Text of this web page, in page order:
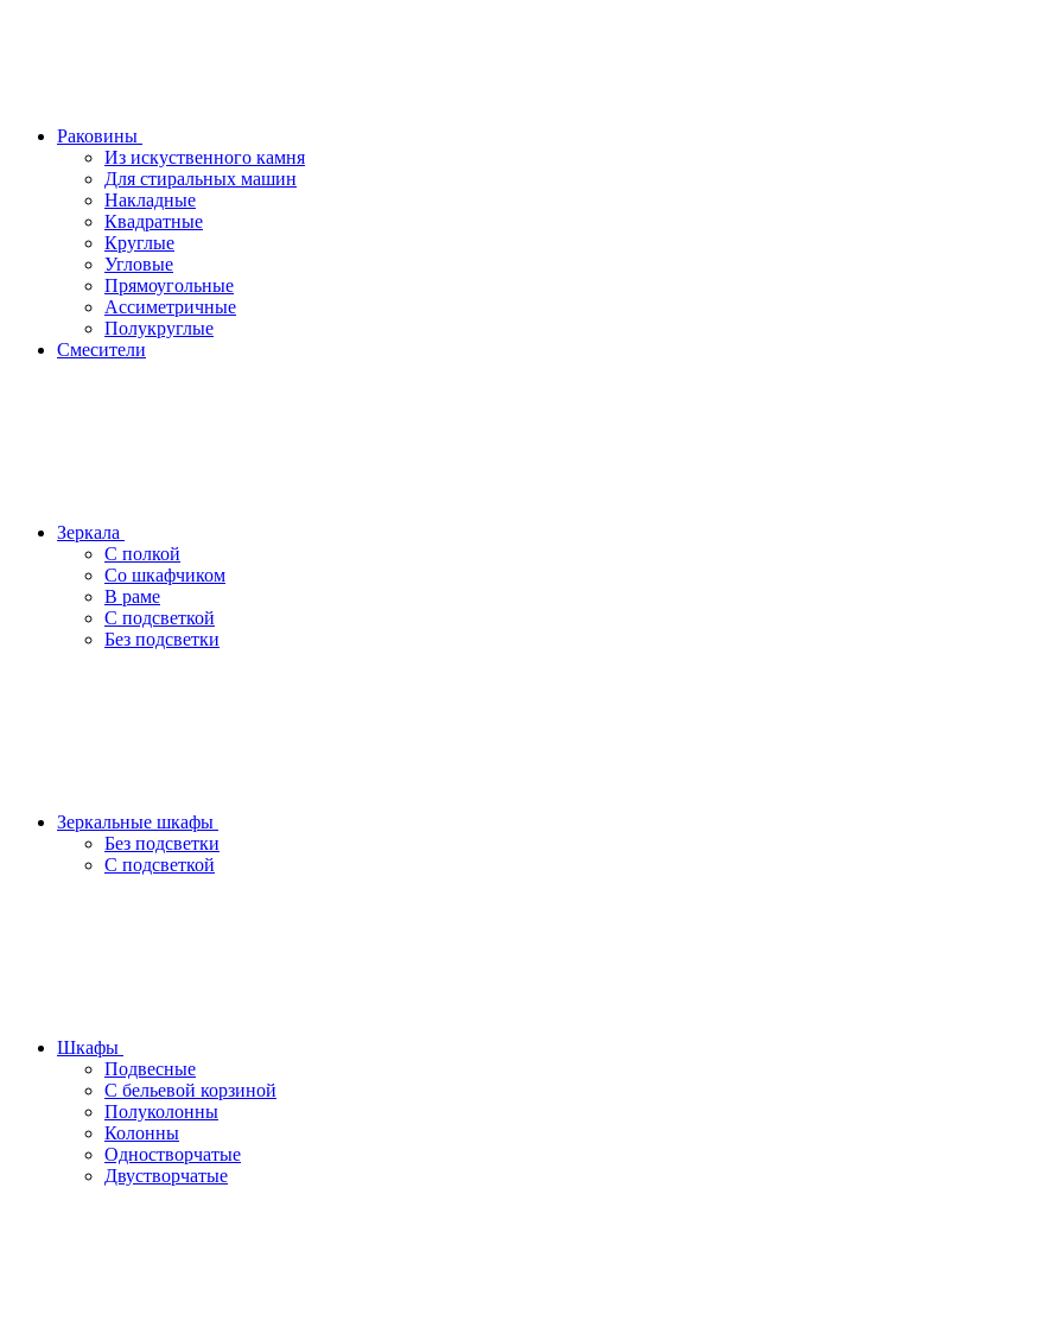
Раковины
Из искуственного камня
Для стиральных машин
Накладные
Квадратные
Круглые
Угловые
Прямоугольные
Ассиметричные
Полукруглые
Смесители
Зеркала
С полкой
Со шкафчиком
В раме
С подсветкой
Без подсветки
Зеркальные шкафы
Без подсветки
С подсветкой
Шкафы
Подвесные
С бельевой корзиной
Полуколонны
Колонны
Одностворчатые
Двустворчатые